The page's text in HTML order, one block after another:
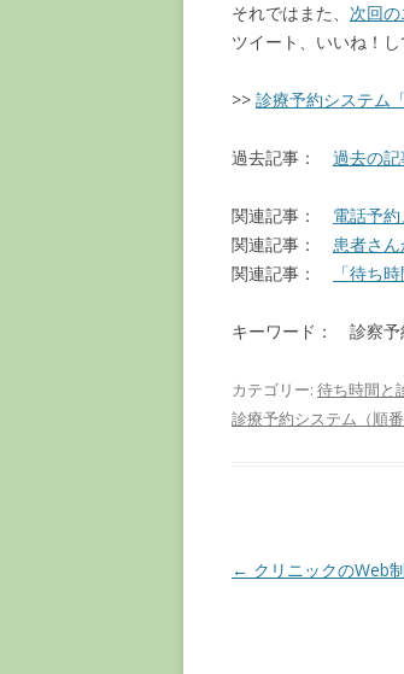
それではまた、 次回
ツイート、いいね！
>> 診療予約システム
過去記事： 過去の
関連記事： 電話予
関連記事： 患者さ
関連記事：
「待ち
キーワード： 診察予
カテゴリー: 待ち時間と
診療予約システム（順番
投
← クリニックのWeb